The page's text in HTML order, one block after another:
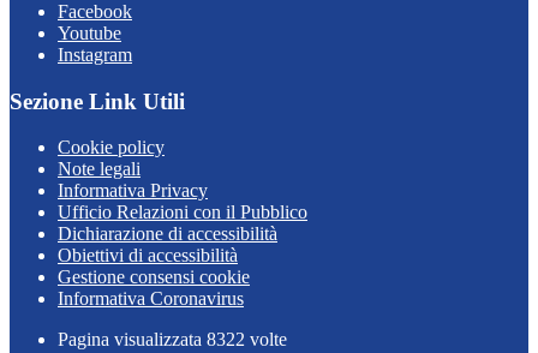
Facebook
Youtube
Instagram
Sezione Link Utili
Cookie policy
Note legali
Informativa Privacy
Ufficio Relazioni con il Pubblico
Dichiarazione di accessibilità
Obiettivi di accessibilità
Gestione consensi cookie
Informativa Coronavirus
Pagina visualizzata 8322 volte